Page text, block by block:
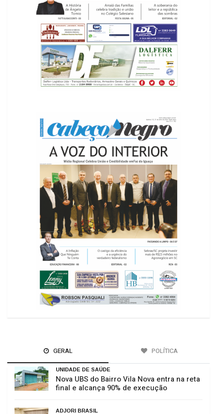
GERAL POLÍTICA
UNIDADE DE SAÚDE
Nova UBS do Bairro Vila Nova entra na reta
final e alcança 90% de execução
ADJORI BRASIL